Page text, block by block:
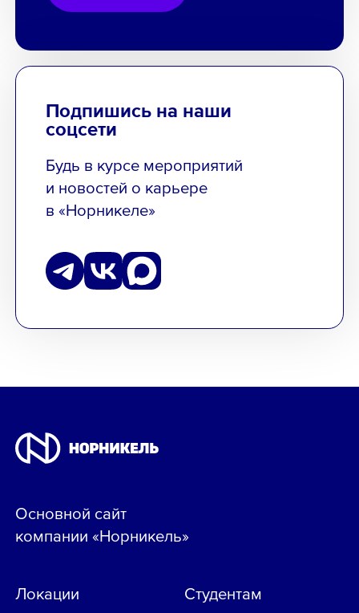
Подпишись на наши
соцсети
Будь в курсе мероприятий
и новостей о карьере
в «Норникеле»
Основной сайт
компании «Норникель»
Локации
Студентам